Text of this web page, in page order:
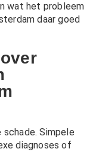
wat het probleem
daar goed
Simpele
diagnoses of